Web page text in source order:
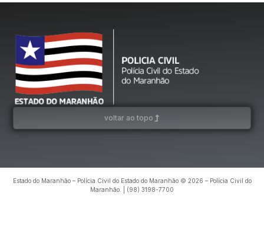
voltar ao topo
Estado do Maranhão – Polícia Civil do Estado do Maranhão © 2026 – Polícia Civil do
Maranhão. | (98) 3198-7700